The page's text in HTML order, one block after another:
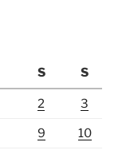
S S
2 3
9 10